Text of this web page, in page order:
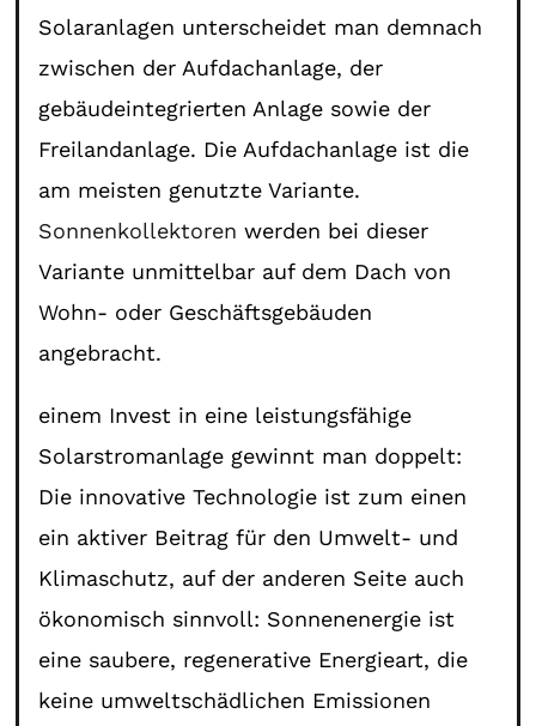
Solaranlagen unterscheidet man demnach
zwischen der Aufdachanlage, der
gebäudeintegrierten Anlage sowie der
Freilandanlage. Die Aufdachanlage ist die
am meisten genutzte Variante.
Sonnenkollektoren werden bei dieser
Variante unmittelbar auf dem Dach von
Wohn- oder Geschäftsgebäuden
angebracht.
einem Invest in eine leistungsfähige
Solarstromanlage gewinnt man doppelt:
Die innovative Technologie ist zum einen
ein aktiver Beitrag für den Umwelt- und
Klimaschutz, auf der anderen Seite auch
ökonomisch sinnvoll: Sonnenenergie ist
eine saubere, regenerative Energieart, die
keine umweltschädlichen Emissionen